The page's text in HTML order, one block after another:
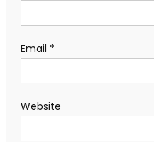
Email *
Website